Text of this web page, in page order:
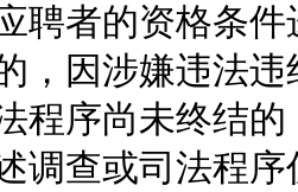
聘者的资格条
，因涉嫌违法
程序尚未终结
调查或司法程